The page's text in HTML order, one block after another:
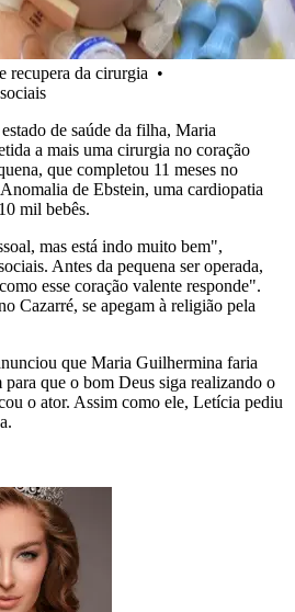
recupera da cirurgia •
de saúde da filha, Maria
a mais uma cirurgia no coração
que completou 11 meses no
de Ebstein, uma cardiopatia
mil bebês.
mas está indo muito bem",
Antes da pequena ser operada,
esse coração valente responde".
Cazarré, se apegam à religião pela
que Maria Guilhermina faria
que o bom Deus siga realizando o
o ator. Assim como ele, Letícia pediu